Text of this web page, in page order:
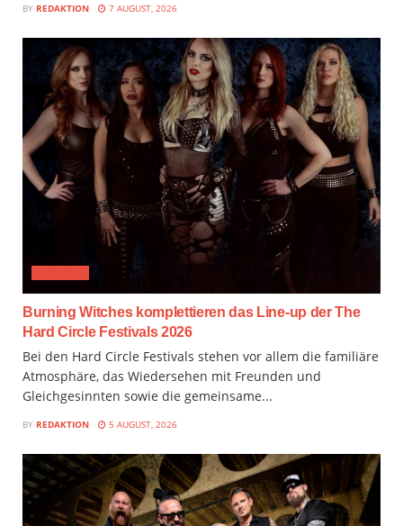
BY REDAKTION 7 AUGUST, 2026
Burning Witches komplettieren das Line-up der The
Hard Circle Festivals 2026
Bei den Hard Circle Festivals stehen vor allem die familiäre
Atmosphäre, das Wiedersehen mit Freunden und
Gleichgesinnten sowie die gemeinsame...
BY REDAKTION 5 AUGUST, 2026